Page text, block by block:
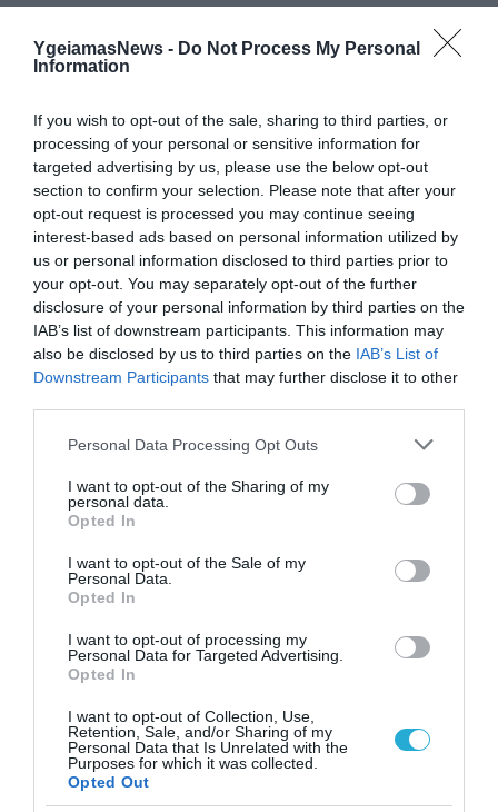
YgeiamasNews - Do Not Process My Personal
Information
If you wish to opt-out of the sale, sharing to third parties, or
processing of your personal or sensitive information for
targeted advertising by us, please use the below opt-out
section to confirm your selection. Please note that after your
opt-out request is processed you may continue seeing
interest-based ads based on personal information utilized by
us or personal information disclosed to third parties prior to
your opt-out. You may separately opt-out of the further
disclosure of your personal information by third parties on the
IAB’s list of downstream participants. This information may
also be disclosed by us to third parties on the IAB’s List of
Downstream Participants that may further disclose it to other
Please note that this website/app uses one or more Google
not limited to your visit or usage behaviour. You may click to
grant or deny consent to Google and its third-party tags to
use your data for below specified purposes in below Google
consent section.
Personal Data Processing Opt Outs
I want to opt-out of the Sharing of my
personal data.
Opted In
I want to opt-out of the Sale of my
Personal Data.
Opted In
I want to opt-out of processing my
Personal Data for Targeted Advertising.
Opted In
I want to opt-out of Collection, Use,
Retention, Sale, and/or Sharing of my
Personal Data that Is Unrelated with the
Purposes for which it was collected.
Opted Out
21.04.2026 18:01
Δερματολόγος αποκαλύπτει: Αυτός είναι ο
λόγος που πρέπει να αποφεύγετε να
φοράτε μακιγιάζ στο αεροπλάνο
28.01.2026 14:33
Πάτρα: Έβαλε υαλουρονικό σε νυχάδικο
κινέζικα υλικά»
ΔΗΜΟΦΙΛΗ